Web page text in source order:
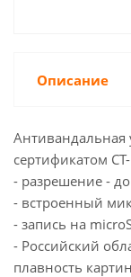
Описание
Антивандальная
сертификатом
- разрешение -
- встроенный
- запись на
- Российский
плавность